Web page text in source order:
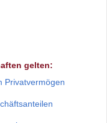
gelten:
Privatvermögen